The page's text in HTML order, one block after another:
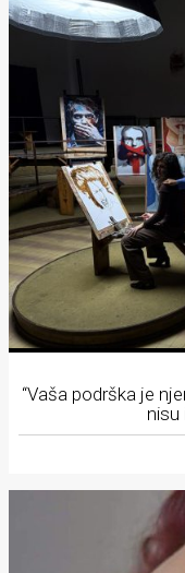
“Vaša podrška je
nisu